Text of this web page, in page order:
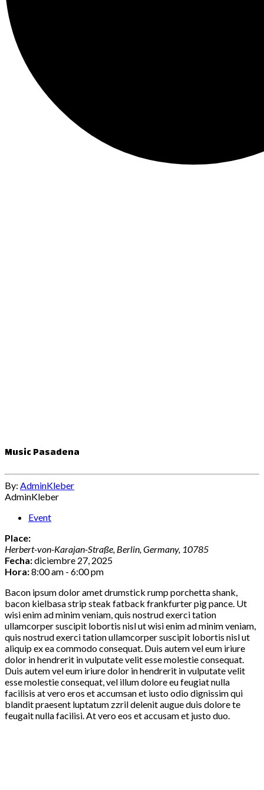
Music Pasadena
By: AdminKleber
AdminKleber
Event
Place:
Herbert-von-Karajan-Straße Berlin Germany, 10785
Fecha:diciembre 27, 2025
Hora:8:00 am - 6:00 pm
Bacon ipsum dolor amet drumstick rump porchetta shank,
bacon kielbasa strip steak fatback frankfurter pig pance. Ut
wisi enim ad minim veniam, quis nostrud exerci tation
ullamcorper suscipit lobortis nisl ut wisi enim ad minim veniam,
quis nostrud exerci tation ullamcorper suscipit lobortis nisl ut
aliquip ex ea commodo consequat. Duis autem vel eum iriure
dolor in hendrerit in vulputate velit esse molestie consequat.
Duis autem vel eum iriure dolor in hendrerit in vulputate velit
esse molestie consequat, vel illum dolore eu feugiat nulla
facilisis at vero eros et accumsan et iusto odio dignissim qui
blandit praesent luptatum zzril delenit augue duis dolore te
feugait nulla facilisi. At vero eos et accusam et justo duo.